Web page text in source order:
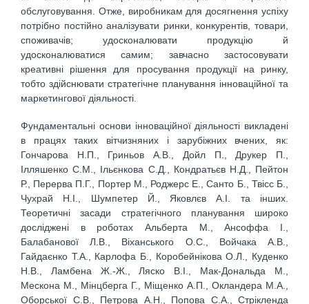
обслуговування. Отже, виробникам для досягнення успіху
потрібно постійно аналізувати ринки, конкурентів, товари,
споживачів; удосконалювати продукцію й
удосконалюватися самим; завчасно застосовувати
креативні рішення для просування продукції на ринку,
тобто здійснювати стратегічне планування інноваційної та
маркетингової діяльності.
Фундаментальні основи інноваційної діяльності викладені
в працях таких вітчизняних і зарубіжних вчених, як:
Гончарова Н.П., Гриньов А.В., Дойл П., Друкер П.,
Ілляшенко С.М., Ільєнкова С.Д., Кондратьєв Н.Д., Пейтон
Р., Перерва П.Г., Портер М., Роджерс Е., Санто Б., Твісс Б.,
Чухрай Н.І., Шумпетер Й., Яковлєв А.І. та інших.
Теоретичні засади стратегічного планування широко
досліджені в роботах Альберта М., Ансоффа І.,
Балабанової Л.В., Віханського О.С., Войчака А.В.,
Гайдаєнко Т.А., Карлофа Б., Коробейнікова О.Л., Куденко
Н.В., Ламбена Ж.-Ж., Ляско В.І., Мак-Дональда М.,
Мескона М., Мінцберга Г., Міщенко А.П., Окландера М.А.,
Оборської С.В., Петрова А.Н., Попова С.А., Стрікленда